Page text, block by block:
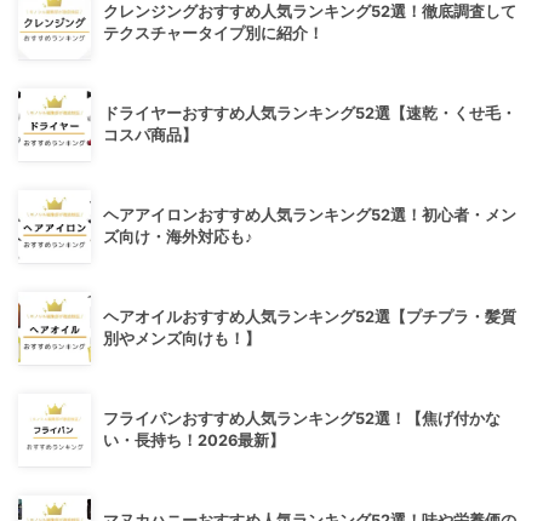
クレンジングおすすめ人気ランキング52選！徹底調査して
テクスチャータイプ別に紹介！
ドライヤーおすすめ人気ランキング52選【速乾・くせ毛・
コスパ商品】
ヘアアイロンおすすめ人気ランキング52選！初心者・メン
ズ向け・海外対応も♪
ヘアオイルおすすめ人気ランキング52選【プチプラ・髪質
別やメンズ向けも！】
フライパンおすすめ人気ランキング52選！【焦げ付かな
い・長持ち！2026最新】